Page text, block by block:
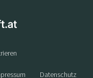
Datenschutz